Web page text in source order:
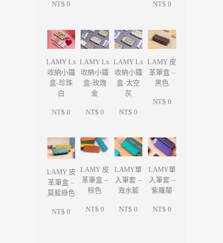
NT$ 0 NT$ 0
LAMY Lx
收納小鐵
盒-珍珠
白
NT$ 0
LAMY Lx
收納小鐵
盒-玫瑰
金
NT$ 0
LAMY Lx
收納小鐵
盒-太空
灰
NT$ 0
LAMY 皮
革筆盒 –
黑色
NT$ 0
LAMY 皮
革筆盒 –
莫藍綠色
NT$ 0
LAMY 皮
革筆盒 –
棕色
NT$ 0
LAMY單
入筆套 –
海水藍
NT$ 0
LAMY單
入筆套 –
紫羅蘭
NT$ 0